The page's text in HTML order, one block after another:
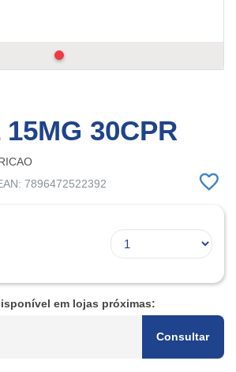
30CPR
7896472522392
em lojas próximas:
Consultar